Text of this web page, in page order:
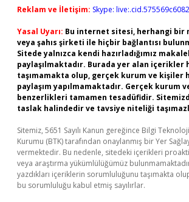
Reklam ve İletişim: Skype:
Yasal Uyarı: Bu internet sitesi, herhangi bir
veya şahıs şirketi ile hiçbir bağlantısı
Sitede yalnızca kendi hazırladığımız
paylaşılmaktadır. Burada yer alan içerikler
taşımamakta olup, gerçek kurum ve kişiler
paylaşım yapılmamaktadır. Gerçek kurum
benzerlikleri tamamen tesadüfidir.
taslak halindedir ve tavsiye niteliği
Sitemiz, 5651 Sayılı Kanun gereğince Bilgi
Kurumu (BTK) tarafından onaylanmış bir Yer
vermektedir. Bu nedenle, sitedeki içerikleri
veya araştırma yükümlülüğümüz
yazdıkları içeriklerin sorumluluğunu taşımakta
bu sorumluluğu kabul etmiş sayılırlar.